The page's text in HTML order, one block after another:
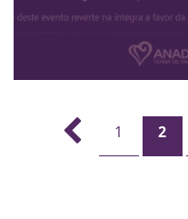
1 2